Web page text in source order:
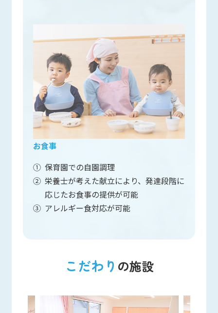
お食事
① 保育園での自園調理
② 栄養士が考えた献立により、発達段階に
応じたお食事の提供が可能
③ アレルギー食対応が可能
こだわり の施設